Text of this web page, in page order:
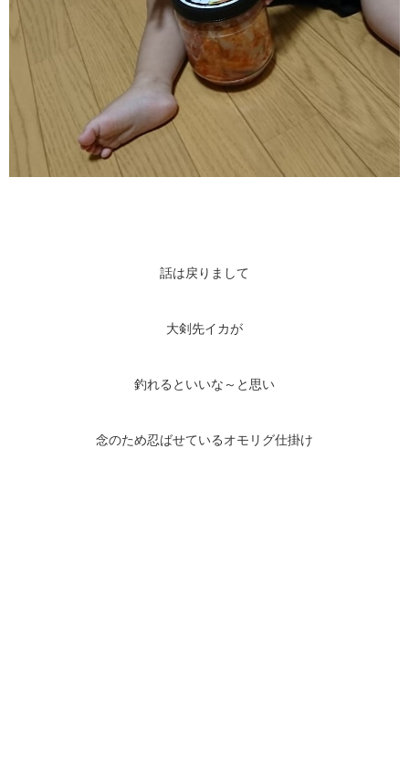
話は戻りまして
大剣先イカが
釣れるといいな～と思い
念のため忍ばせているオモリグ仕掛け